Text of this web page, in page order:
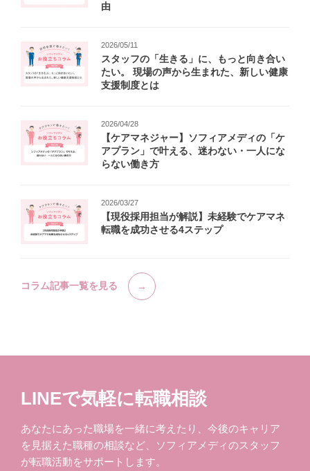
由
2026/05/11
スタッフの「生きる」に、もっと向き合い
たい。 現場の声から生まれた、新しい健康
支援制度とは
2026/04/28
【ケアマネジャー】ソフィアメディの「ケ
アプラン」で叶える、迷わない・一人にな
らない働き方
2026/03/27
【現役採用担当が解説】未経験でケアマネ
転職を成功させる4ステップ
コラム記事一覧を見る
LINEで気軽に転職相談
あなたにあった職場を一緒に考えたり、今後のキャリア
を見据えた職種の相談など、ソフィアメディのスタッフ
が転職活動をサポートします。